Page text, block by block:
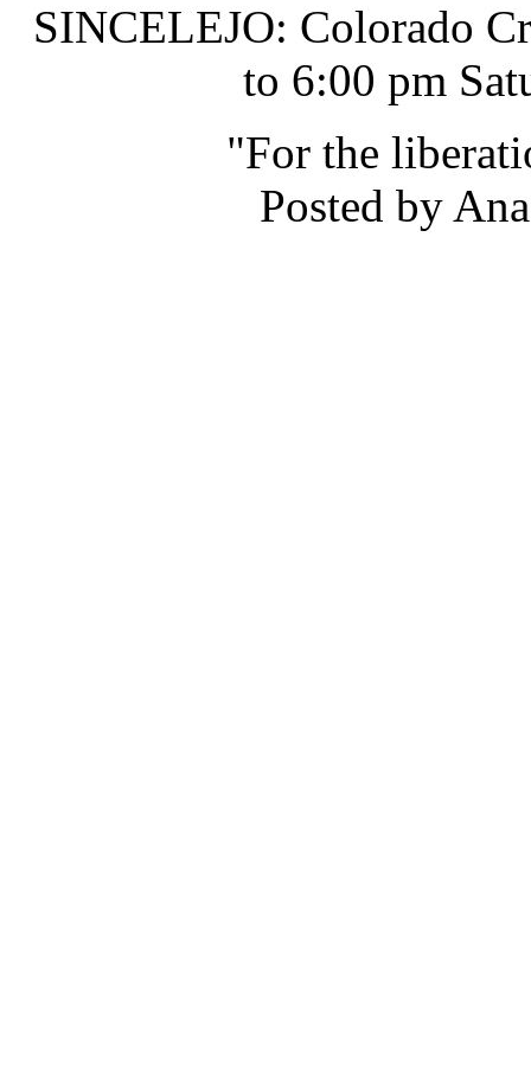
SINCELEJO: Colorado
to 6:00 pm
"For the
Posted by